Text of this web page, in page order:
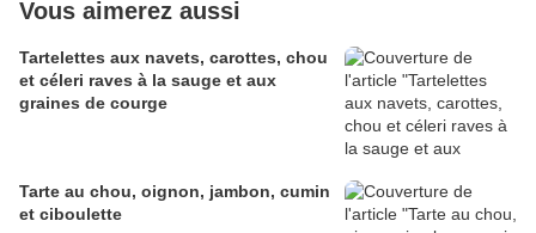
Vous aimerez aussi
Tartelettes aux navets, carottes, chou
et céleri raves à la sauge et aux
graines de courge
Tarte au chou, oignon, jambon, cumin
et ciboulette